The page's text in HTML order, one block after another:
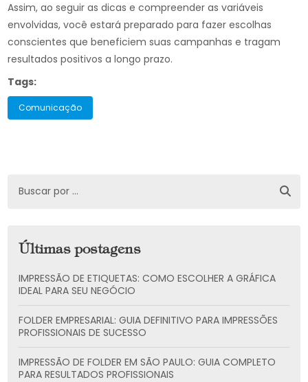
Assim, ao seguir as dicas e compreender as variáveis
envolvidas, você estará preparado para fazer escolhas
conscientes que beneficiem suas campanhas e tragam
resultados positivos a longo prazo.
Tags:
Comunicação
Últimas postagens
IMPRESSÃO DE ETIQUETAS: COMO ESCOLHER A GRÁFICA
IDEAL PARA SEU NEGÓCIO
FOLDER EMPRESARIAL: GUIA DEFINITIVO PARA IMPRESSÕES
PROFISSIONAIS DE SUCESSO
IMPRESSÃO DE FOLDER EM SÃO PAULO: GUIA COMPLETO
PARA RESULTADOS PROFISSIONAIS